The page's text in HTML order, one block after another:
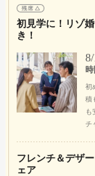
初見学に！リゾ
き！
初
積
も
チ
フレンチ＆デザ
ェア